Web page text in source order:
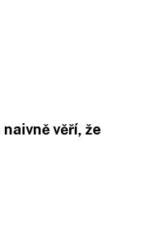
věří, že